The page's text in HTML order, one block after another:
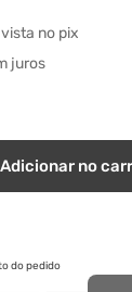
no pix
juros
Adicionar no
do pedido